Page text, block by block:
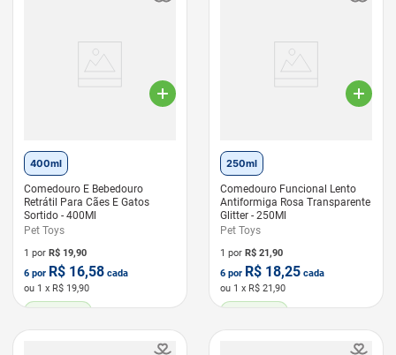
400ml
Comedouro E Bebedouro
Retrátil Para Cães E Gatos
Sortido - 400Ml
Pet Toys
1 por R$ 19,90
6 por R$ 16,58 cada
ou 1 x R$ 19,90
250ml
Comedouro Funcional Lento
Antiformiga Rosa Transparente
Glitter - 250Ml
Pet Toys
1 por R$ 21,90
6 por R$ 18,25 cada
ou 1 x R$ 21,90